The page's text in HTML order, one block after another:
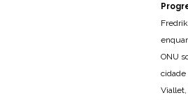
ONU
cidade
Viallet,